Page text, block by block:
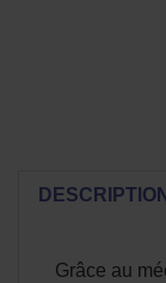
DESCRIPTION
Grâce au